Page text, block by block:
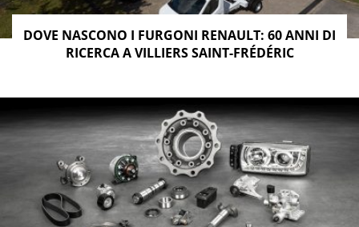
DOVE NASCONO I FURGONI RENAULT: 60 ANNI DI
RICERCA A VILLIERS SAINT-FRÉDÉRIC